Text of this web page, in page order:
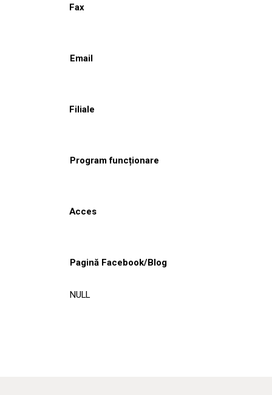
Fax
Email
Filiale
Program funcționare
Acces
Pagină Facebook/Blog
NULL